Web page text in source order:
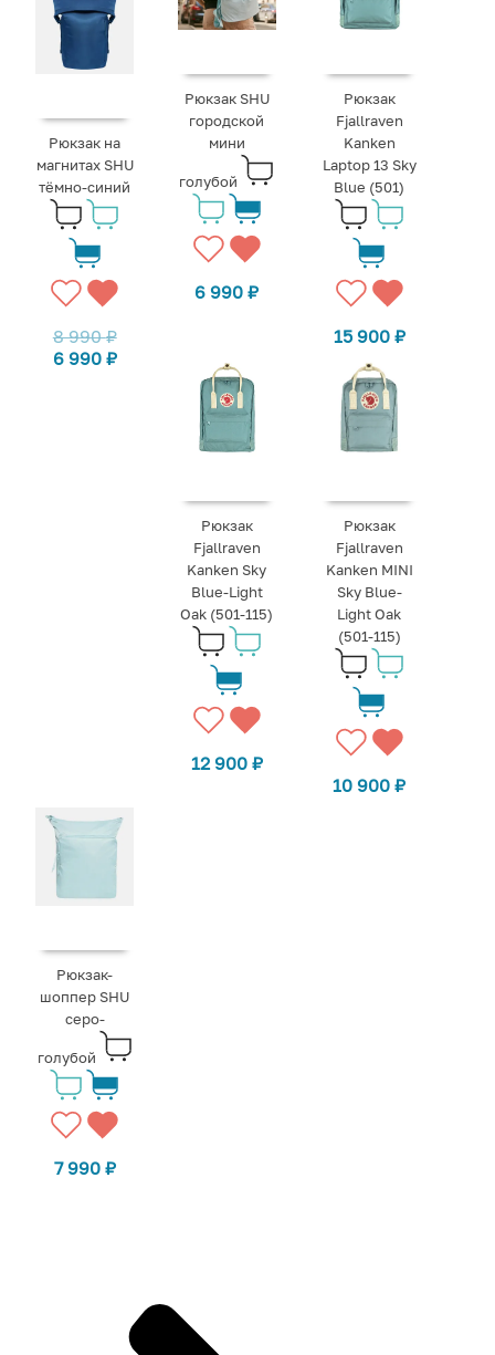
Рюкзак на
магнитах SHU
тёмно-синий
8 990₽
6 990 ₽
Рюкзак SHU
городской
мини
голубой
6 990₽
Рюкзак
Fjallraven
Kanken
Laptop 13 Sky
Blue (501)
15 900 ₽
Рюкзак
Fjallraven
Kanken Sky
Blue-Light
Oak (501-115)
12 900 ₽
Рюкзак
Fjallraven
Kanken MINI
Sky Blue-
Light Oak
(501-115)
10 900₽
Рюкзак-
шоппер SHU
серо-
голубой
7 990 ₽